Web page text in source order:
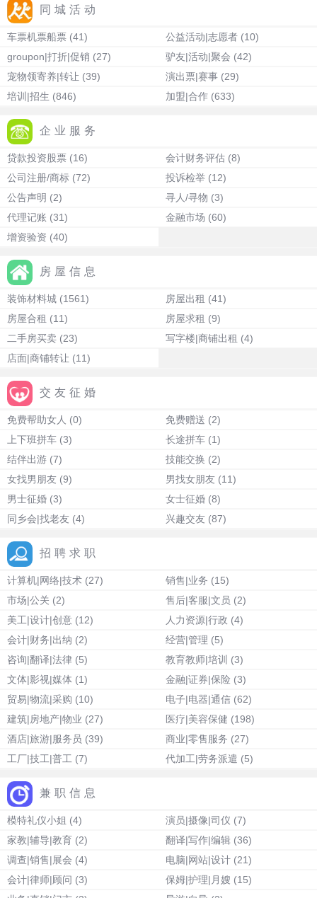
同城活动
车票机票船票 (41) 公益活动|志愿者 (10)
groupon|打折|促销 (27) 驴友|活动|聚会 (42)
宠物领寄养|转让 (39) 演出票|赛事 (29)
培训|招生 (846) 加盟|合作 (633)
企业服务
贷款投资股票 (16) 会计财务评估 (8)
公司注册/商标 (72) 投诉检举 (12)
公告声明 (2) 寻人/寻物 (3)
代理记账 (31) 金融市场 (60)
增资验资 (40)
房屋信息
装饰材料城 (1561) 房屋出租 (41)
房屋合租 (11) 房屋求租 (9)
二手房买卖 (23) 写字楼|商铺出租 (4)
店面|商铺转让 (11)
交友征婚
免费帮助女人 (0) 免费赠送 (2)
上下班拼车 (3) 长途拼车 (1)
结伴出游 (7) 技能交换 (2)
女找男朋友 (9) 男找女朋友 (11)
男士征婚 (3) 女士征婚 (8)
同乡会|找老友 (4) 兴趣交友 (87)
招聘求职
计算机|网络|技术 (27) 销售|业务 (15)
市场|公关 (2) 售后|客服|文员 (2)
美工|设计|创意 (12) 人力资源|行政 (4)
会计|财务|出纳 (2) 经营|管理 (5)
咨询|翻译|法律 (5) 教育教师|培训 (3)
文体|影视|媒体 (1) 金融|证券|保险 (3)
贸易|物流|采购 (10) 电子|电器|通信 (62)
建筑|房地产|物业 (27) 医疗|美容保健 (198)
酒店|旅游|服务员 (39) 商业|零售服务 (27)
工厂|技工|普工 (7) 代加工|劳务派遣 (5)
兼职信息
模特礼仪小姐 (4) 演员|摄像|司仪 (7)
家教|辅导|教育 (2) 翻译|写作|编辑 (36)
调查|销售|展会 (4) 电脑|网站|设计 (21)
会计|律师|顾问 (3) 保姆|护理|月嫂 (15)